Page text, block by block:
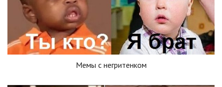
Мемы с негритенком